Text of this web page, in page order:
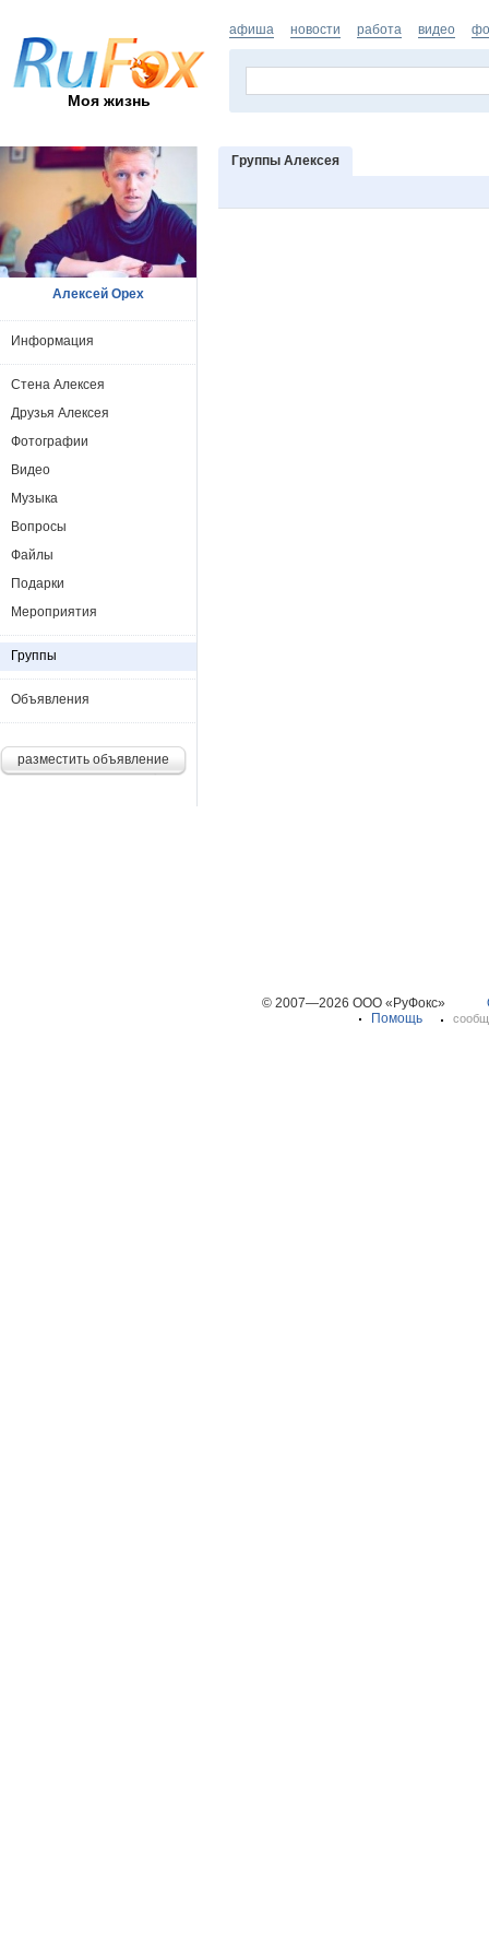
Моя жизнь
афиша новости работа видео
Группы Алексея
Алексей Орех
Информация
Стена Алексея
Друзья Алексея
Фотографии
Видео
Музыка
Вопросы
Файлы
Подарки
Мероприятия
Группы
Объявления
разместить объявление
© 2007—2026 ООО «РуФокс»
Помощь